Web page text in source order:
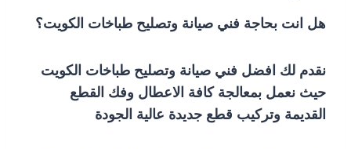
هل انت بحاجة فني صيانة وتصليح طباخات الكويت؟
نقدم لك افضل فني صيانة وتصليح طباخات الكويت
حيث نعمل بمعالجة كافة الاعطال وفك القطع
القديمة وتركيب قطع جديدة عالية الجودة